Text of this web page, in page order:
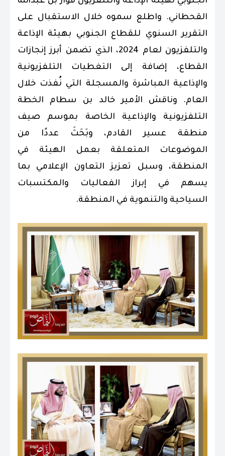
القحطاني. واطلع سموه خلال الاستقبال على
التقرير السنوي للقطاع الجنوبي بهيئة الإذاعة
والتلفزيون لعام 2024، الذي تضمن أبرز إنجازات
القطاع، إضافة إلى التغطيات التلفزيونية
والإذاعية المباشرة والمسجلة التي نُفذت خلال
العام. وناقش الأمير خالد بن سطام الخطة
التلفزيونية والإذاعية الخاصة بموسم صيف
منطقة عسير القادم، وبَحَثَ عددًا من
الموضوعات المتعلقة بعمل الهيئة في
المنطقة، وسبل تعزيز التعاون الإعلامي بما
يسهم في إبراز الفعاليات والمكتسبات
السياحية والتنموية في المنطقة.